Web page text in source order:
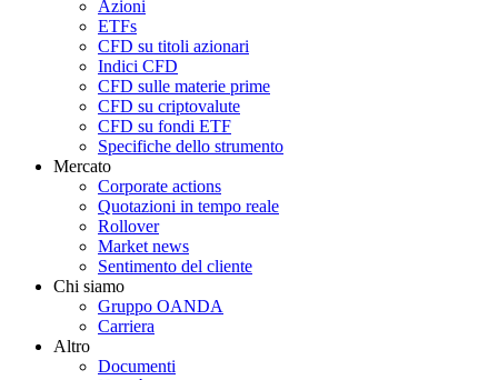
Azioni
ETFs
CFD su titoli azionari
Indici CFD
CFD sulle materie prime
CFD su criptovalute
CFD su fondi ETF
Specifiche dello strumento
Mercato
Corporate actions
Quotazioni in tempo reale
Rollover
Market news
Sentimento del cliente
Chi siamo
Gruppo OANDA
Carriera
Altro
Documenti